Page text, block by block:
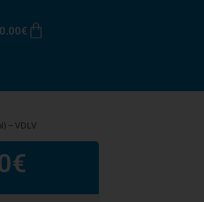
0.00€
– VDLV
€